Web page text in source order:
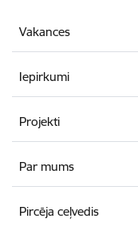
Vakances
Iepirkumi
Projekti
Par mums
Pircēja ceļvedis